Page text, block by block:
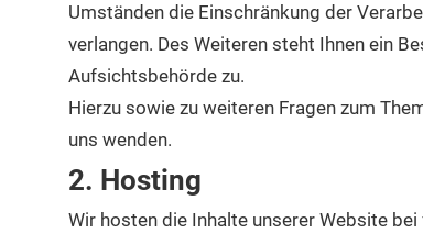
Umständen die Einschränkung der
verlangen. Des Weiteren steht Ihnen ein
Aufsichtsbehörde zu.
Hierzu sowie zu weiteren Fragen zum
uns wenden.
2. Hosting
Wir hosten die Inhalte unserer Website